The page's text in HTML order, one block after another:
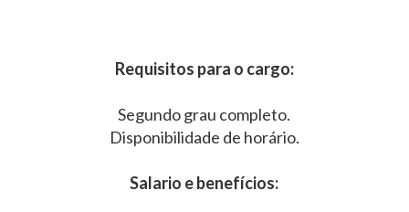
Requisitos para o cargo:
Segundo grau completo.
Disponibilidade de horário.
Salario e benefícios: